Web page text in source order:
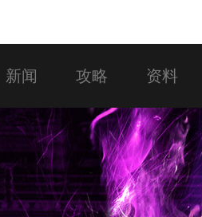
新闻 攻略 资料